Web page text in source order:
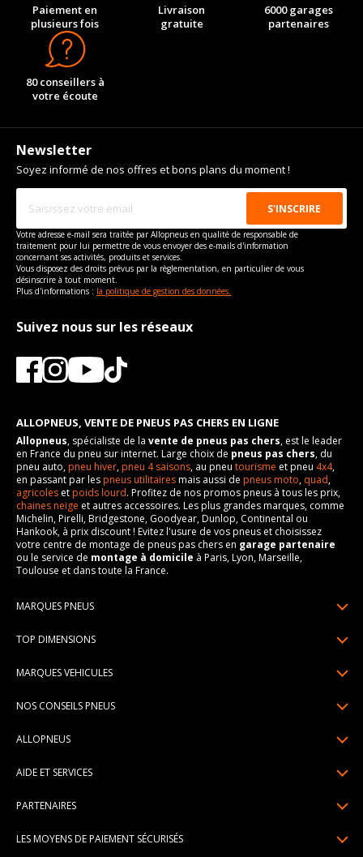
Paiement en
plusieurs fois
Livraison
gratuite
6000 garages
partenaires
80 conseillers à
votre écoute
Newsletter
Soyez informé de nos offres et bons plans du moment !
Votre adresse e-mail sera traitée par Allopneus en qualité de responsable de
traitement pour lui permettre de vous envoyer des e-mails d'information
concernant ses activités, produits et services.
Vous disposez des droits prévus par la règlementation, en particulier de vous
désinscrire à tout moment.
Plus d'informations : la politique de gestion des données.
Suivez nous sur les réseaux
ALLOPNEUS, VENTE DE PNEUS PAS CHERS EN LIGNE
Allopneus, spécialiste de la vente de pneus pas chers, est le leader
en France du pneu sur internet. Large choix de pneus pas chers, du
pneu auto,pneu hiver,pneu 4 saisons, au pneu tourisme et pneu 4x4,
en passant par lespneus utilitairesmais aussi de pneus moto, quad,
agricoles etpoids lourd. Profitez de nos promos pneus à tous les prix,
chaines neige et autres accessoires. Les plus grandes marques, comme
Michelin, Pirelli, Bridgestone, Goodyear, Dunlop, Continental ou
Hankook, à prix discount ! Evitez l'usure de vos pneus et choisissez
votre centre de montage de pneus pas chers en garage partenaire
ou le service de montage à domicile à Paris, Lyon, Marseille,
Toulouse et dans toute la France.
MARQUES PNEUS
Pneus Continental
Pneus Hankook
Pneus Dunlop
TOP DIMENSIONS
195/65R15
205/60R16
225/45R17
MARQUES VEHICULES
Peugeot
Audi
BMW
NOS CONSEILS PNEUS
Pression pneu
Témoin d'usure
ALLOPNEUS
Espace Presse
AIDE ET SERVICES
Livraisons standard / express
PARTENAIRES
LES MOYENS DE PAIEMENT SÉCURISÉS